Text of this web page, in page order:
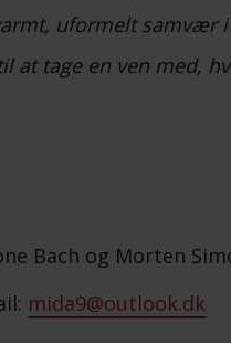
uformelt samvær
at tage en ven med,
Bach og Morten
mida9@outlook.dk